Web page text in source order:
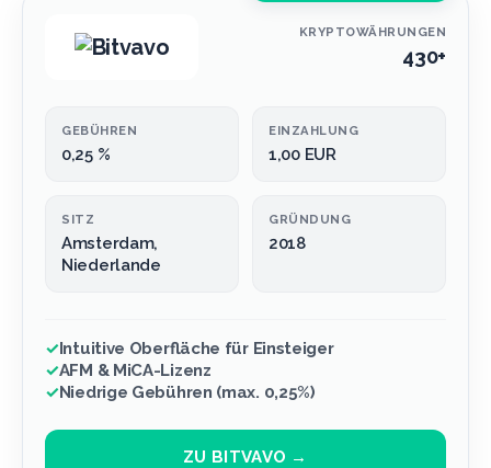
KRYPTOWÄHRUNGEN
430+
GEBÜHREN
0,25 %
EINZAHLUNG
1,00 EUR
SITZ
Amsterdam,
Niederlande
GRÜNDUNG
2018
✓Intuitive Oberfläche für Einsteiger
✓AFM & MiCA-Lizenz
✓Niedrige Gebühren (max. 0,25%)
ZU BITVAVO →